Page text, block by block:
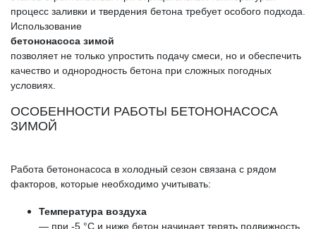
процесс заливки и твердения бетона требует особого подхода.
Использование
бетононасоса зимой
позволяет не только упростить подачу смеси, но и обеспечить
качество и однородность бетона при сложных погодных
условиях.
ОСОБЕННОСТИ РАБОТЫ БЕТОНОНАСОСА
ЗИМОЙ
Работа бетононасоса в холодный сезон связана с рядом
факторов, которые необходимо учитывать:
Температура воздуха
— при -5 °C и ниже бетон начинает терять подвижность